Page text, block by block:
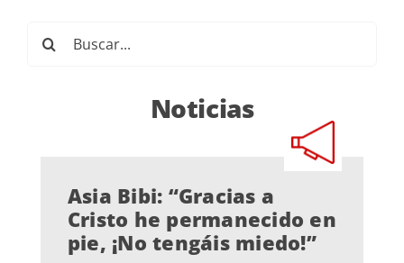
Noticias
Asia Bibi: “Gracias a
Cristo he permanecido en
pie, ¡No tengáis miedo!”